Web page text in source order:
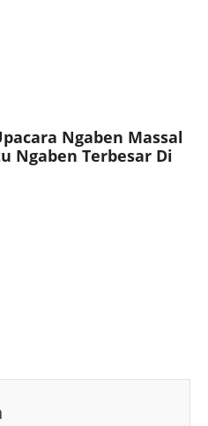
Ngaben Massal
Ngaben Terbesar Di